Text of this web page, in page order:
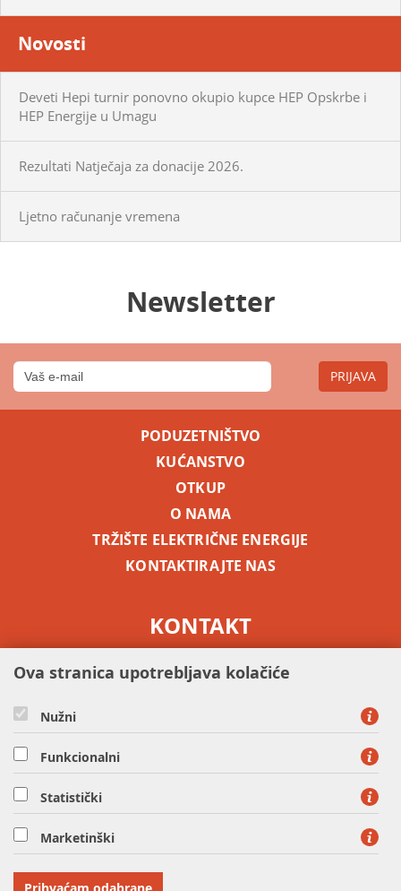
Novosti
Deveti Hepi turnir ponovno okupio kupce HEP Opskrbe i
HEP Energije u Umagu
Rezultati Natječaja za donacije 2026.
Ljetno računanje vremena
Newsletter
PRIJAVA
PODUZETNIŠTVO
KUĆANSTVO
OTKUP
O NAMA
TRŽIŠTE ELEKTRIČNE ENERGIJE
KONTAKTIRAJTE NAS
KONTAKT
HEP OPSKRBA d.o.o. - član HEP grupe, Ulica grada Vukovara
tel: 0800 5255, fax: 01 63 22 409
OIB: 63073332379
Ova stranica upotrebljava kolačiće
Nužni
Funkcionalni
Statistički
Marketinški